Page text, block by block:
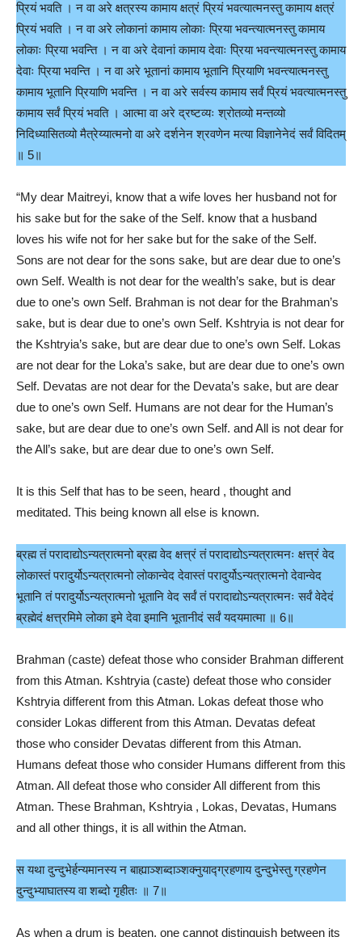
प्रियं भवति । न वा अरे क्षत्रस्य कामाय क्षत्रं प्रियं भवत्यात्मनस्तु कामाय क्षत्रं
प्रियं भवति । न वा अरे लोकानां कामाय लोकाः प्रिया भवन्त्यात्मनस्तु कामाय
लोकाः प्रिया भवन्ति । न वा अरे देवानां कामाय देवाः प्रिया भवन्त्यात्मनस्तु कामाय
देवाः प्रिया भवन्ति । न वा अरे भूतानां कामाय भूतानि प्रियाणि भवन्त्यात्मनस्तु
कामाय भूतानि प्रियाणि भवन्ति । न वा अरे सर्वस्य कामाय सर्वं प्रियं भवत्यात्मनस्तु
कामाय सर्वं प्रियं भवति । आत्मा वा अरे द्रष्टव्यः श्रोतव्यो मन्तव्यो
निदिध्यासितव्यो मैत्रेय्यात्मनो वा अरे दर्शनेन श्रवणेन मत्या विज्ञानेनेदं सर्वं विदितम्
॥ 5॥
“My dear Maitreyi, know that a wife loves her husband not for
his sake but for the sake of the Self. know that a husband
loves his wife not for her sake but for the sake of the Self.
Sons are not dear for the sons sake, but are dear due to one’s
own Self. Wealth is not dear for the wealth’s sake, but is dear
due to one’s own Self. Brahman is not dear for the Brahman’s
sake, but is dear due to one’s own Self. Kshtryia is not dear for
the Kshtryia’s sake, but are dear due to one’s own Self. Lokas
are not dear for the Loka’s sake, but are dear due to one’s own
Self. Devatas are not dear for the Devata’s sake, but are dear
due to one’s own Self. Humans are not dear for the Human’s
sake, but are dear due to one’s own Self. and All is not dear for
the All’s sake, but are dear due to one’s own Self.
It is this Self that has to be seen, heard , thought and
meditated. This being known all else is known.
ब्रह्म तं परादाद्योऽन्यत्रात्मनो ब्रह्म वेद क्षत्त्रं तं परादाद्योऽन्यत्रात्मनः क्षत्त्रं वेद
लोकास्तं परादुर्योऽन्यत्रात्मनो लोकान्वेद देवास्तं परादुर्योऽन्यत्रात्मनो देवान्वेद
भूतानि तं परादुर्योऽन्यत्रात्मनो भूतानि वेद सर्वं तं परादाद्योऽन्यत्रात्मनः सर्वं वेदेदं
ब्रह्मेदं क्षत्त्रमिमे लोका इमे देवा इमानि भूतानीदं सर्वं यदयमात्मा ॥ 6॥
Brahman (caste) defeat those who consider Brahman different
from this Atman. Kshtryia (caste) defeat those who consider
Kshtryia different from this Atman. Lokas defeat those who
consider Lokas different from this Atman. Devatas defeat
those who consider Devatas different from this Atman.
Humans defeat those who consider Humans different from this
Atman. All defeat those who consider All different from this
Atman. These Brahman, Kshtryia , Lokas, Devatas, Humans
and all other things, it is all within the Atman.
स यथा दुन्दुभेर्हन्यमानस्य न बाह्याञ्शब्दाञ्शक्नुयाद्ग्रहणाय दुन्दुभेस्तु ग्रहणेन
दुन्दुभ्याघातस्य वा शब्दो गृहीतः ॥ 7॥
As when a drum is beaten, one cannot distinguish between its